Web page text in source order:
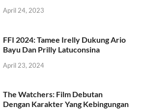
April 24, 2023
FFI 2024: Tamee Irelly Dukung Ario
Bayu Dan Prilly Latuconsina
April 23, 2024
The Watchers: Film Debutan
Dengan Karakter Yang Kebingungan